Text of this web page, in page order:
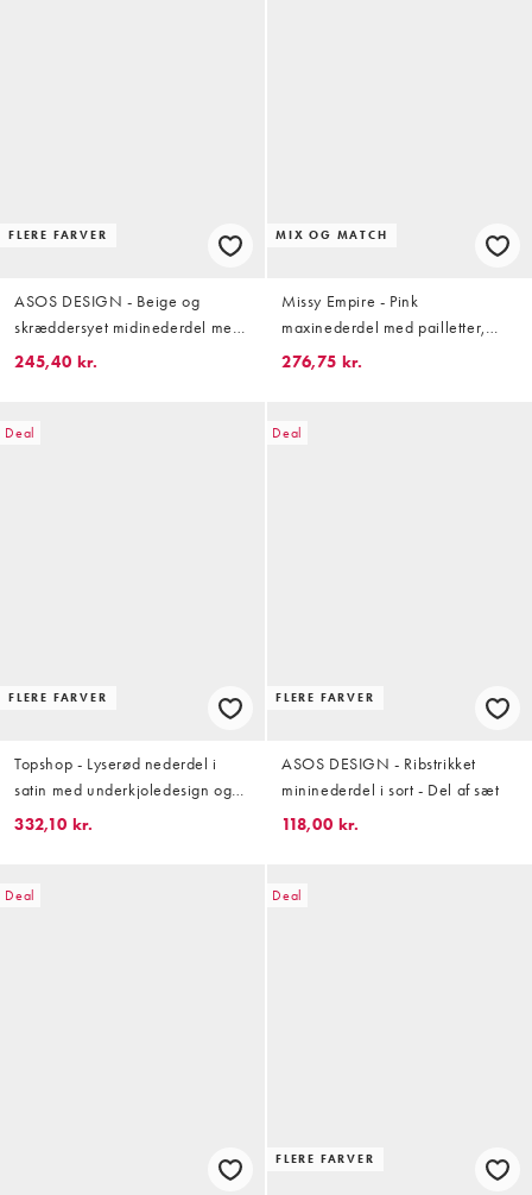
FLERE FARVER
ASOS DESIGN - Beige og
skræddersyet midinederdel med
pencilform og bælte
245,40 kr.
MIX OG MATCH
Missy Empire - Pink
maxinederdel med pailletter,
snoet front og høj slids - Del af
276,75 kr.
Deal
FLERE FARVER
Topshop - Lyserød nederdel i
satin med underkjoledesign og
kontrasterende kanter i
332,10 kr.
Deal
FLERE FARVER
ASOS DESIGN - Ribstrikket
mininederdel i sort - Del af sæt
118,00 kr.
Deal Deal
FLERE FARVER